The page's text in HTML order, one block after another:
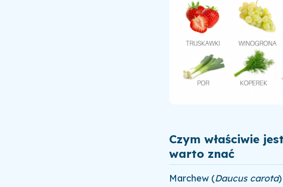
Czym właściwie
warto znać
Marchew (Daucus carota